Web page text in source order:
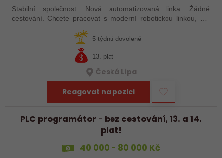
Stabilní společnost. Nová automatizovaná linka. Žádné
cestování. Chcete pracovat s moderní robotickou linkou, ale
šikovné absolventy…
5 týdnů dovolené
13. plat
Česká Lípa
Reagovat na pozici
PLC programátor - bez cestování, 13. a 14.
plat!
40 000 - 80 000 Kč